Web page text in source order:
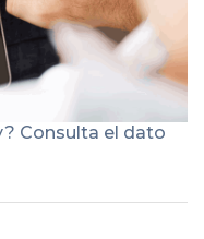
Consulta el dato